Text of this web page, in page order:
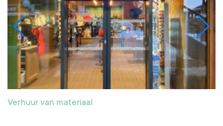
Verhuur van materiaal